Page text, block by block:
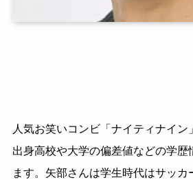
人気お笑いコンビ「ナイティナイン
出身高校や大学の偏差値などの学歴
ます。矢部さんは学生時代はサッカ